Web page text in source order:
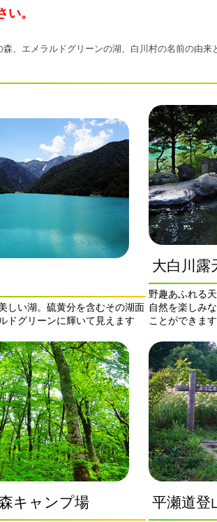
。
、エメラルドグリーンの湖、白川村の名前の由
しい湖。硫黄分を含むその湖面
ドグリーンに輝いて見えます
大白川露
野趣あふれる
自然を楽しみ
ことができます
キャンプ場 平瀬道登